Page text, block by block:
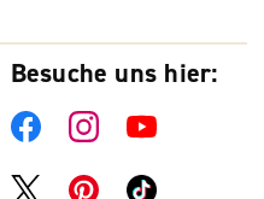
Besuche uns hier: